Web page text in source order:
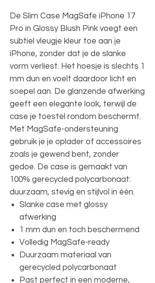
De Slim Case MagSafe iPhone 17
Pro in Glossy Blush Pink voegt een
subtiel vleugje kleur toe aan je
iPhone, zonder dat je de slanke
vorm verliest. Het hoesje is slechts 1
mm dun en voelt daardoor licht en
soepel aan. De glanzende afwerking
geeft een elegante look, terwijl de
case je toestel rondom beschermt.
Met MagSafe-ondersteuning
gebruik je je oplader of accessoires
zoals je gewend bent, zonder
gedoe. De case is gemaakt van
100% gerecycled polycarbonaat:
duurzaam, stevig en stijlvol in één.
Slanke case met glossy
afwerking
1 mm dun en toch beschermend
Volledig MagSafe-ready
Duurzaam materiaal van
gerecycled polycarbonaat
Past perfect in een moderne,